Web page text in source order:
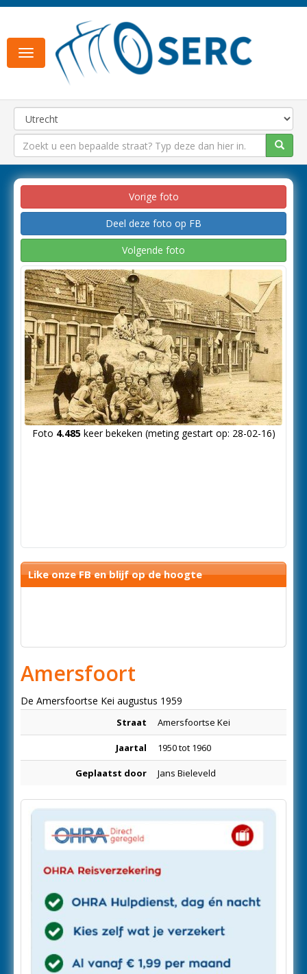
Toggle
navigation
Vorige foto
Deel deze foto op FB
Volgende foto
Foto 4.485keer bekeken (meting gestart op: 28-02-16)
Like onze FB en blijf op de hoogte
Amersfoort
De Amersfoortse Kei augustus 1959
Straat Amersfoortse Kei
Jaartal 1950 tot 1960
Geplaatst door Jans Bieleveld